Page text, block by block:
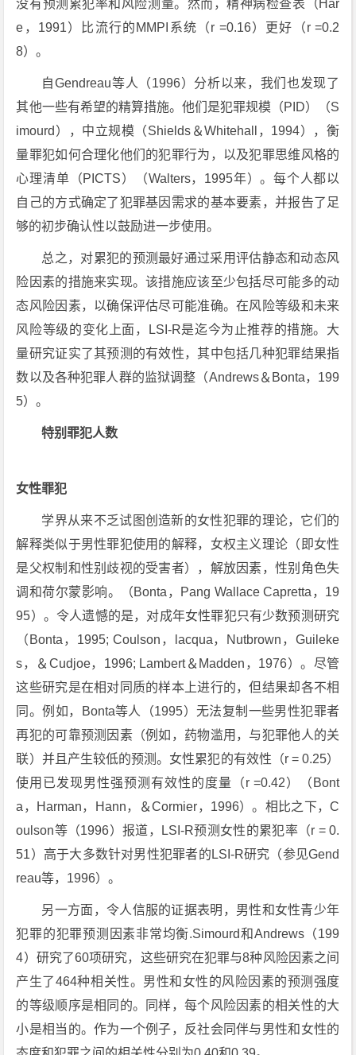
没有预测累犯率和风险测量。然而，精神病检查表（Har
e，1991）比流行的MMPI系统（r =0.16）更好（r =0.2
8）。
自Gendreau等人（1996）分析以来，我们也发现了
其他一些有希望的精算措施。他们是犯罪规模（PID）（S
imourd），中立规模（Shields＆Whitehall，1994），衡
量罪犯如何合理化他们的犯罪行为，以及犯罪思维风格的
心理清单（PICTS）（Walters，1995年）。每个人都以
自己的方式确定了犯罪基因需求的基本要素，并报告了足
够的初步确认性以鼓励进一步使用。
总之，对累犯的预测最好通过采用评估静态和动态风
险因素的措施来实现。该措施应该至少包括尽可能多的动
态风险因素，以确保评估尽可能准确。在风险等级和未来
风险等级的变化上面，LSI-R是迄今为止推荐的措施。大
量研究证实了其预测的有效性，其中包括几种犯罪结果指
数以及各种犯罪人群的监狱调整（Andrews＆Bonta，199
5）。
特别罪犯人数
女性罪犯
学界从来不乏试图创造新的女性犯罪的理论，它们的
解释类似于男性罪犯使用的解释，女权主义理论（即女性
是父权制和性别歧视的受害者），解放因素，性别角色失
调和荷尔蒙影响。（Bonta，Pang Wallace Capretta，19
95）。令人遗憾的是，对成年女性罪犯只有少数预测研究
（Bonta，1995; Coulson，lacqua，Nutbrown，Guileke
s，＆Cudjoe，1996; Lambert＆Madden，1976）。尽管
这些研究是在相对同质的样本上进行的，但结果却各不相
同。例如，Bonta等人（1995）无法复制一些男性犯罪者
再犯的可靠预测因素（例如，药物滥用，与犯罪他人的关
联）并且产生较低的预测。女性累犯的有效性（r = 0.25）
使用已发现男性强预测有效性的度量（r =0.42）（Bont
a，Harman，Hann，＆Cormier，1996）。相比之下，C
oulson等（1996）报道，LSI-R预测女性的累犯率（r = 0.
51）高于大多数针对男性犯罪者的LSI-R研究（参见Gend
reau等，1996）。
另一方面，令人信服的证据表明，男性和女性青少年
犯罪的犯罪预测因素非常均衡.Simourd和Andrews（199
4）研究了60项研究，这些研究在犯罪与8种风险因素之间
产生了464种相关性。男性和女性的风险因素的预测强度
的等级顺序是相同的。同样，每个风险因素的相关性的大
小是相当的。作为一个例子，反社会同伴与男性和女性的